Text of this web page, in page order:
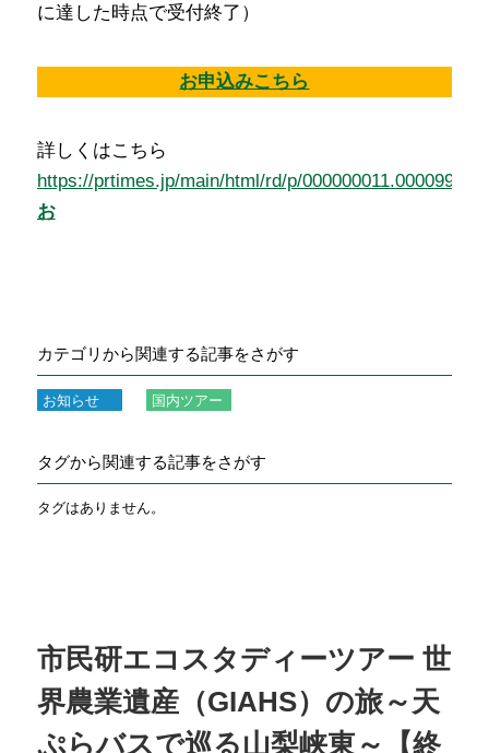
に達した時点で受付終了）
お申込みこちら
詳しくはこちら
https://prtimes.jp/main/html/rd/p/
お
カテゴリから関連する記事をさがす
お知らせ 国内ツアー
タグから関連する記事をさがす
タグはありません。
市民研エコスタディーツアー 世
界農業遺産（GIAHS）の旅～天
ぷらバスで巡る山梨峡東～【終